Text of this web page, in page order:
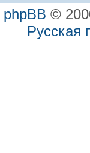
phpBB ©
Русская